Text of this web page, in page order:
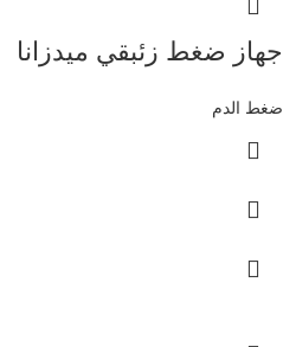
جهاز ضغط زئبقي ميدزانا
ضغط الدم